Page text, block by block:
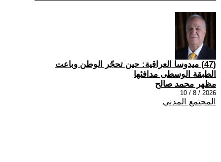
(47) ميدوسا العراقية: حين تحجّر الوطن وباعت
الطبقة الوسطى مدافئها
مظهر محمد صالح
2026 / 8 / 10
المجتمع المدني